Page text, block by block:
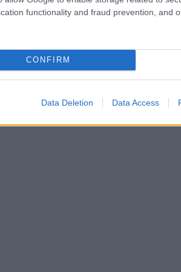
functionality and fraud prevention, and
CONFIRM
Data Deletion Data Access